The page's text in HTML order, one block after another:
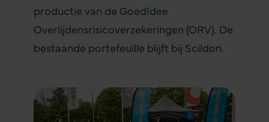
productie van de GoedIdee
Overlijdensrisicoverzekeringen (ORV). De
bestaande portefeuille blijft bij Scildon.